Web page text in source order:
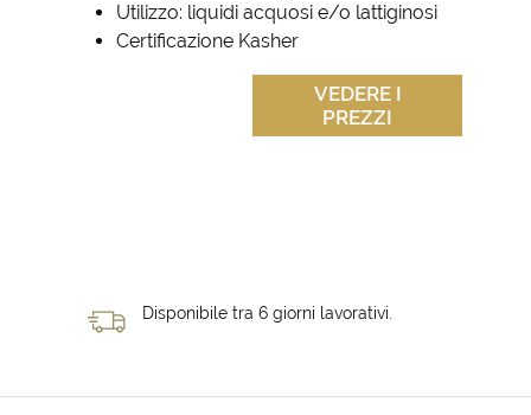
Utilizzo: liquidi acquosi e/o lattiginosi
Certificazione Kasher
VEDERE I
PREZZI
Disponibile tra 6 giorni lavorativi.